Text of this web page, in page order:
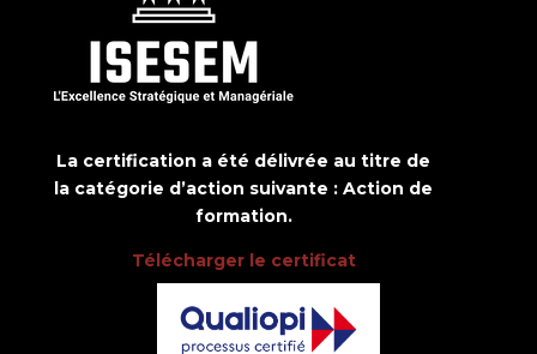
La certification a été délivrée au titre de
la catégorie d’action suivante : Action de
formation.
Télécharger le certificat